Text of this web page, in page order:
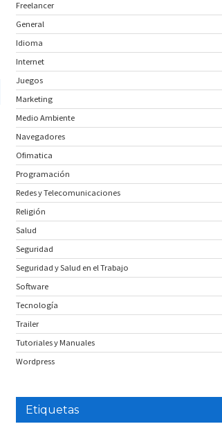
Freelancer
General
Idioma
Internet
Juegos
Marketing
Medio Ambiente
Navegadores
Ofimatica
Programación
Redes y Telecomunicaciones
Religión
Salud
Seguridad
Seguridad y Salud en el Trabajo
Software
Tecnología
Trailer
Tutoriales y Manuales
Wordpress
Etiquetas